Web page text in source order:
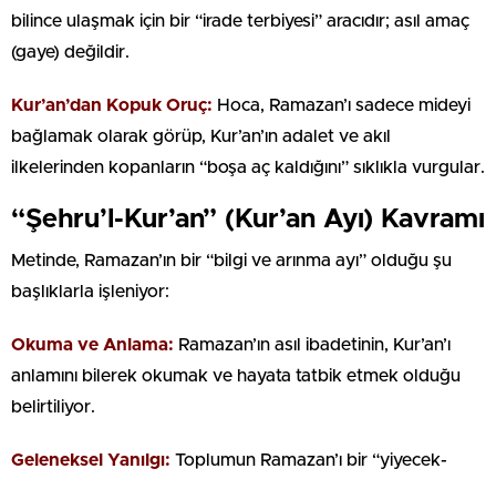
bilince ulaşmak için bir “irade terbiyesi” aracıdır; asıl amaç
(gaye) değildir.
Kur’an’dan Kopuk Oruç: Hoca, Ramazan’ı sadece mideyi
bağlamak olarak görüp, Kur’an’ın adalet ve akıl
ilkelerinden kopanların “boşa aç kaldığını” sıklıkla vurgular.
“Şehru’l-Kur’an” (Kur’an Ayı) Kavramı
Metinde, Ramazan’ın bir “bilgi ve arınma ayı” olduğu şu
başlıklarla işleniyor:
Okuma ve Anlama: Ramazan’ın asıl ibadetinin, Kur’an’ı
anlamını bilerek okumak ve hayata tatbik etmek olduğu
belirtiliyor.
Geleneksel Yanılgı: Toplumun Ramazan’ı bir “yiyecek-